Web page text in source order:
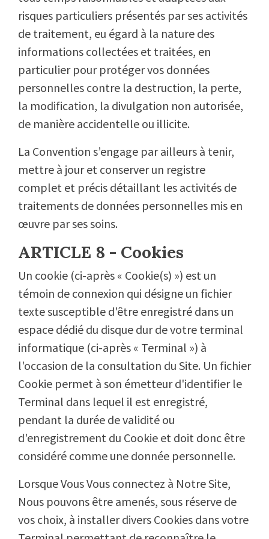
risques particuliers présentés par ses activités
de traitement, eu égard à la nature des
informations collectées et traitées, en
particulier pour protéger vos données
personnelles contre la destruction, la perte,
la modification, la divulgation non autorisée,
de manière accidentelle ou illicite.
La Convention s’engage par ailleurs à tenir,
mettre à jour et conserver un registre
complet et précis détaillant les activités de
traitements de données personnelles mis en
œuvre par ses soins.
ARTICLE 8 - Cookies
Un cookie (ci-après « Cookie(s) ») est un
témoin de connexion qui désigne un fichier
texte susceptible d'être enregistré dans un
espace dédié du disque dur de votre terminal
informatique (ci-après « Terminal ») à
l'occasion de la consultation du Site. Un fichier
Cookie permet à son émetteur d'identifier le
Terminal dans lequel il est enregistré,
pendant la durée de validité ou
d'enregistrement du Cookie et doit donc être
considéré comme une donnée personnelle.
Lorsque Vous Vous connectez à Notre Site,
Nous pouvons être amenés, sous réserve de
vos choix, à installer divers Cookies dans votre